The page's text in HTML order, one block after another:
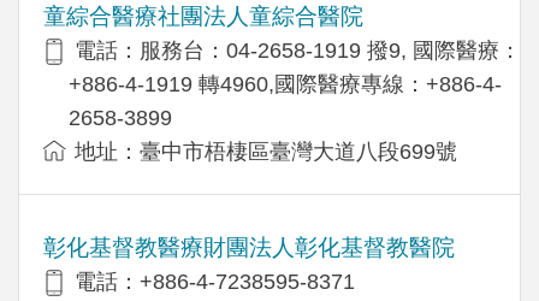
童綜合醫療社團法人童綜合醫院
電話：服務台：04-2658-1919 撥9, 國際醫療：
+886-4-1919 轉4960,國際醫療專線：+886-4-
2658-3899
地址：臺中市梧棲區臺灣大道八段699號
彰化基督教醫療財團法人彰化基督教醫院
電話：+886-4-7238595-8371